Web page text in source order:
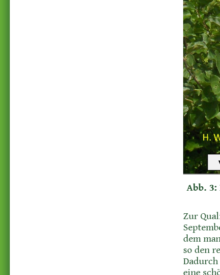
Abb.
Zur
dem
so den